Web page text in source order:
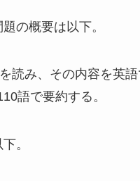
の概要は以下。
読み、その内容を英
語で要約する。
。